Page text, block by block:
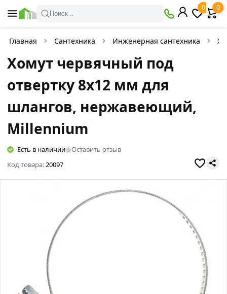
Поиск ..
0 0
Главная Сантехника Инженерная сантехника
Хомут червячный под
отвертку 8х12 мм для
шлангов, нержавеющий,
Millennium
Есть в наличии
Оставить отзыв
Код товара:20097